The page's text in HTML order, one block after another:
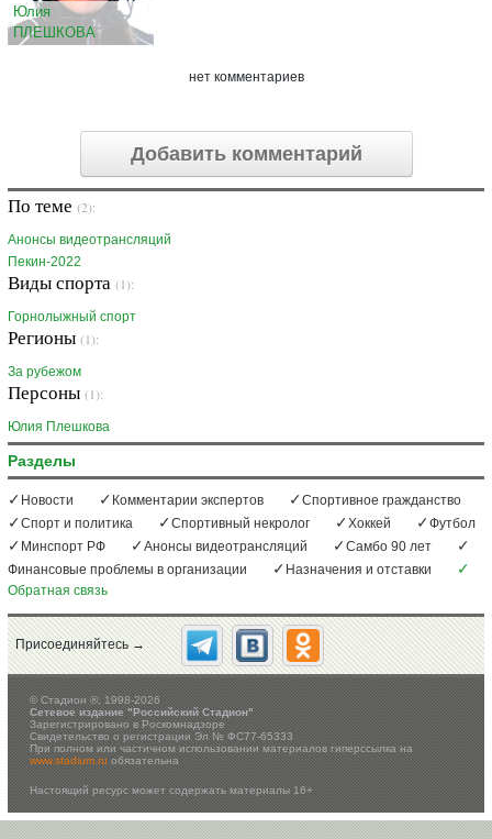
Юлия
ПЛЕШКОВА
нет комментариев
Добавить комментарий
По теме (2):
Анонсы видеотрансляций
Пекин-2022
Виды спорта (1):
Горнолыжный спорт
Регионы (1):
За рубежом
Персоны (1):
Юлия Плешкова
Разделы
Новости Комментарии экспертов
Спортивное гражданство
Спорт и политика
Спортивный некролог Хоккей
Футбол
Минспорт РФ
Анонсы видеотрансляций
Самбо 90 лет
Финансовые проблемы в организации
Назначения и отставки
Обратная связь
Присоединяйтесь →
©Стадион ®, 1998-2026
Сетевое издание "Российский Стадион"
Зарегистрировано в Роскомнадзоре
Свидетельство о регистрации Эл № ФС77-65333
При полном или частичном использовании материалов гиперссылка на
www.stadium.ruобязательна
Настоящий ресурс может содержать материалы 16+